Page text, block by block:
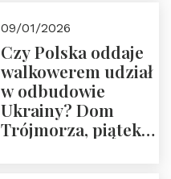
godz. 18:00.
Zapraszamy!
09/01/2026
Czy Polska oddaje
walkowerem udział
w odbudowie
Ukrainy? Dom
Trójmorza, piątek